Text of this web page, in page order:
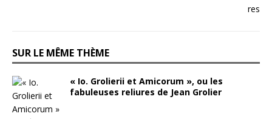
SUR LE MÊME THÈME
« Io. Grolierii et Amicorum », ou les
fabuleuses reliures de Jean Grolier